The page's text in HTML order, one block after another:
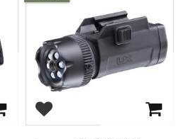
Lägg till i favoriter